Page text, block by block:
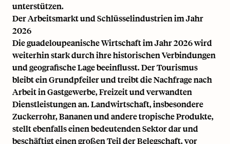
unterstützen.
Der Arbeitsmarkt und Schlüsselindustrien im Jahr
2026
Die guadeloupeanische Wirtschaft im Jahr 2026 wird
weiterhin stark durch ihre historischen Verbindungen
und geografische Lage beeinflusst. Der Tourismus
bleibt ein Grundpfeiler und treibt die Nachfrage nach
Arbeit in Gastgewerbe, Freizeit und verwandten
Dienstleistungen an. Landwirtschaft, insbesondere
Zuckerrohr, Bananen und andere tropische Produkte,
stellt ebenfalls einen bedeutenden Sektor dar und
beschäftigt einen großen Teil der Belegschaft, vor